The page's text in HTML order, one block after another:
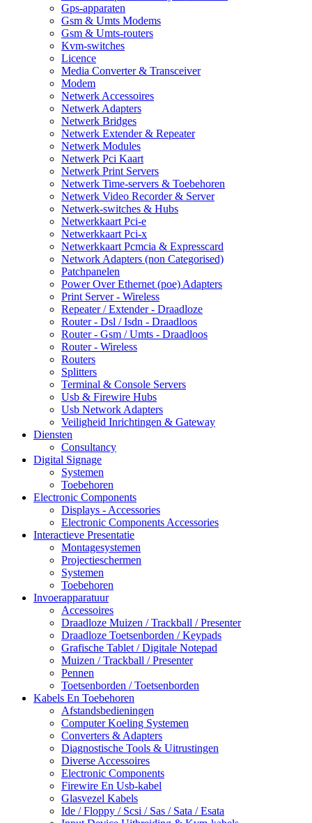
Gps-apparaten
Gsm & Umts Modems
Gsm & Umts-routers
Kvm-switches
Licence
Media Converter & Transceiver
Modem
Netwerk Accessoires
Netwerk Adapters
Netwerk Bridges
Netwerk Extender & Repeater
Netwerk Modules
Netwerk Pci Kaart
Netwerk Print Servers
Netwerk Time-servers & Toebehoren
Netwerk Video Recorder & Server
Netwerk-switches & Hubs
Netwerkkaart Pci-e
Netwerkkaart Pci-x
Netwerkkaart Pcmcia & Expresscard
Network Adapters (non Categorised)
Patchpanelen
Power Over Ethernet (poe) Adapters
Print Server - Wireless
Repeater / Extender - Draadloze
Router - Dsl / Isdn - Draadloos
Router - Gsm / Umts - Draadloos
Router - Wireless
Routers
Splitters
Terminal & Console Servers
Usb & Firewire Hubs
Usb Network Adapters
Veiligheid Inrichtingen & Gateway
Diensten
Consultancy
Digital Signage
Systemen
Toebehoren
Electronic Components
Displays - Accessories
Electronic Components Accessories
Interactieve Presentatie
Montagesystemen
Projectieschermen
Systemen
Toebehoren
Invoerapparatuur
Accessoires
Draadloze Muizen / Trackball / Presenter
Draadloze Toetsenborden / Keypads
Grafische Tablet / Digitale Notepad
Muizen / Trackball / Presenter
Pennen
Toetsenborden / Toetsenborden
Kabels En Toebehoren
Afstandsbedieningen
Computer Koeling Systemen
Converters & Adapters
Diagnostische Tools & Uitrustingen
Diverse Accessoires
Electronic Components
Firewire En Usb-kabel
Glasvezel Kabels
Ide / Floppy / Scsi / Sas / Sata / Esata